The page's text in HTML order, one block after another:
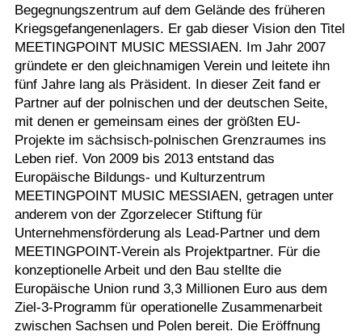
Begegnungszentrum auf dem Gelände des früheren
Kriegsgefangenenlagers. Er gab dieser Vision den Titel
MEETINGPOINT MUSIC MESSIAEN. Im Jahr 2007
gründete er den gleichnamigen Verein und leitete ihn
fünf Jahre lang als Präsident. In dieser Zeit fand er
Partner auf der polnischen und der deutschen Seite,
mit denen er gemeinsam eines der größten EU-
Projekte im sächsisch-polnischen Grenzraumes ins
Leben rief. Von 2009 bis 2013 entstand das
Europäische Bildungs- und Kulturzentrum
MEETINGPOINT MUSIC MESSIAEN, getragen unter
anderem von der Zgorzelecer Stiftung für
Unternehmensförderung als Lead-Partner und dem
MEETINGPOINT-Verein als Projektpartner. Für die
konzeptionelle Arbeit und den Bau stellte die
Europäische Union rund 3,3 Millionen Euro aus dem
Ziel-3-Programm für operationelle Zusammenarbeit
zwischen Sachsen und Polen bereit. Die Eröffnung